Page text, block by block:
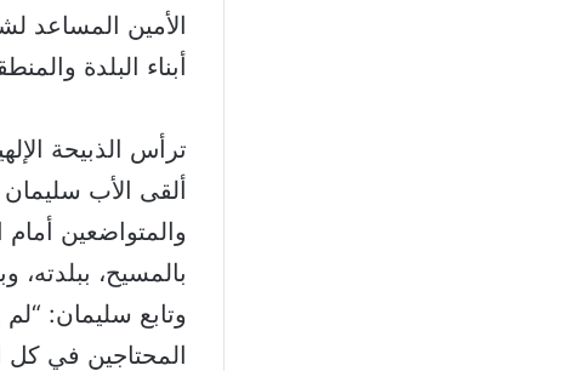
الأمين المساعد
أبناء البلدة
ترأس الذبيحة
ألقى الأب
والمتواضعين
بالمسيح،
وتابع سليمان:
المحتاجين في كل